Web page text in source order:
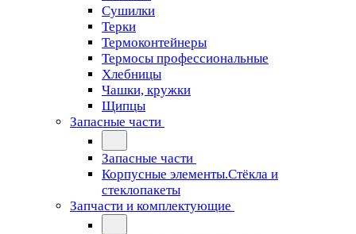
Сушилки
Терки
Термоконтейнеры
Термосы профессиональные
Хлебницы
Чашки, кружки
Щипцы
Запасные части
Запасные части
Корпусные элементы.Стёкла и
стеклопакеты
Запчасти и комплектующие